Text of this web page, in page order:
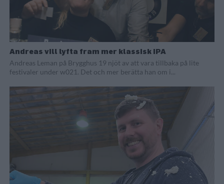
Andreas vill lyfta fram mer klassisk IPA
Andreas Leman på Brygghus 19 njöt av att vara tillbaka på lite
festivaler under w021. Det och mer berätta han om i...